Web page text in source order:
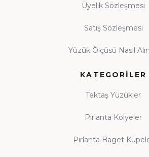
Üyelik Sözleşmesi
Satış Sözleşmesi
Yüzük Ölçüsü Nasıl
KATEGORILER
Tektaş Yüzükler
Pırlanta Kolyeler
Pırlanta Baget